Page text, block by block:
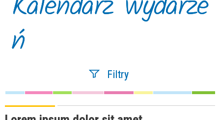
ń
Filtry